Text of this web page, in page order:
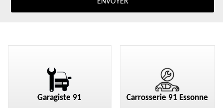
Garagiste 91 Carrosserie 91 Essonne